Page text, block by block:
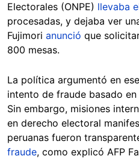
Electorales (ONPE) llevaba
procesadas, y dejaba ver
Fujimori anunció que
800 mesas.
La política argumentó en
intento de fraude basado
Sin embargo, misiones
en derecho electoral
peruanas fueron
fraude, como explicó AFP